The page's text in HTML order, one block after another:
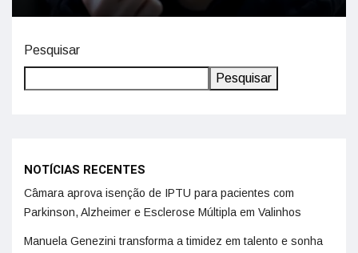
Pesquisar
Pesquisar
NOTÍCIAS RECENTES
Câmara aprova isenção de IPTU para pacientes com
Parkinson, Alzheimer e Esclerose Múltipla em Valinhos
Manuela Genezini transforma a timidez em talento e sonha